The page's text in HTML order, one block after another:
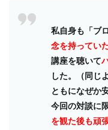
私自身も「ブ
念を持ってい
講座を聴いて
した。（同じ
ともになぜか
今回の対談に
を観た後も頑